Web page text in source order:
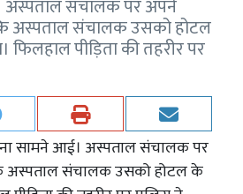
अस्पताल संचालक पर अपने
अस्पताल संचालक उसको होटल
पीड़िता की तहरीर पर
सामने आई। अस्पताल संचालक पर
अस्पताल संचालक उसको होटल के